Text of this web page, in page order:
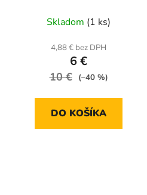
Skladom (1 ks)
4,88 € bez DPH
6 €
10 € (–40 %)
DO KOŠÍKA